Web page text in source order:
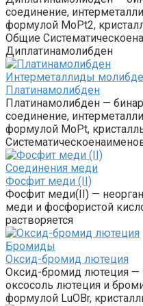
соединение,
формулой MoPt2,
Общие
Диплатинамолибден
Интерметаллиды
Платинамолибден
Платинамолибден —
соединение,
формулой MoPt,
Соединения меди
Фосфит меди (II)
Фосфит меди(II) —
меди и фосфористой
растворяется
Бромиды‎
Оксид-бромид лютеция
Оксид-бромид лютеция —
оксосоль лютеция и
формулой LuOBr,